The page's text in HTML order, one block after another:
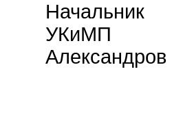
Начальник
Александров